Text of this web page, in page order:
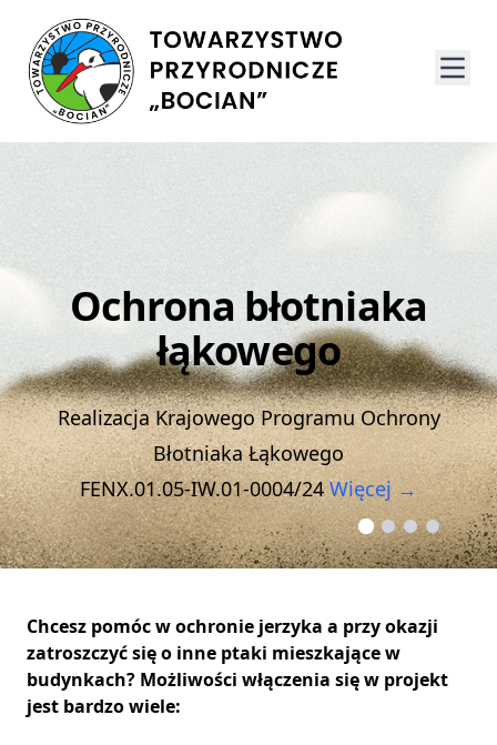
Ochrona błotniaka
łąkowego
Realizacja Krajowego Programu Ochrony
Błotniaka Łąkowego
FENX.01.05-IW.01-0004/24Więcej →
Chcesz pomóc w ochronie jerzyka a przy okazji
zatroszczyć się o inne ptaki mieszkające w
budynkach? Możliwości włączenia się w projekt
jest bardzo wiele: